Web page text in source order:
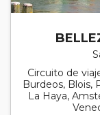
Circuito de
Burdeos, Blois,
La Haya,